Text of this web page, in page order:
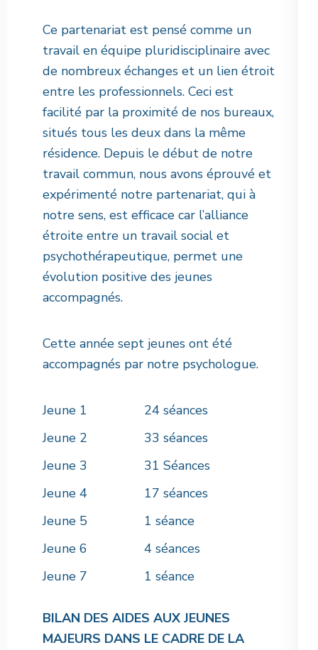
Ce partenariat est pensé comme un
travail en équipe pluridisciplinaire avec
de nombreux échanges et un lien étroit
entre les professionnels. Ceci est
facilité par la proximité de nos bureaux,
situés tous les deux dans la même
résidence. Depuis le début de notre
travail commun, nous avons éprouvé et
expérimenté notre partenariat, qui à
notre sens, est efficace car l’alliance
étroite entre un travail social et
psychothérapeutique, permet une
évolution positive des jeunes
accompagnés.
Cette année sept jeunes ont été
accompagnés par notre psychologue.
Jeune 1 24 séances
Jeune 2 33 séances
Jeune 3 31 Séances
Jeune 4 17 séances
Jeune 5 1 séance
Jeune 6 4 séances
Jeune 7 1 séance
BILAN DES AIDES AUX JEUNES
MAJEURS DANS LE CADRE DE LA